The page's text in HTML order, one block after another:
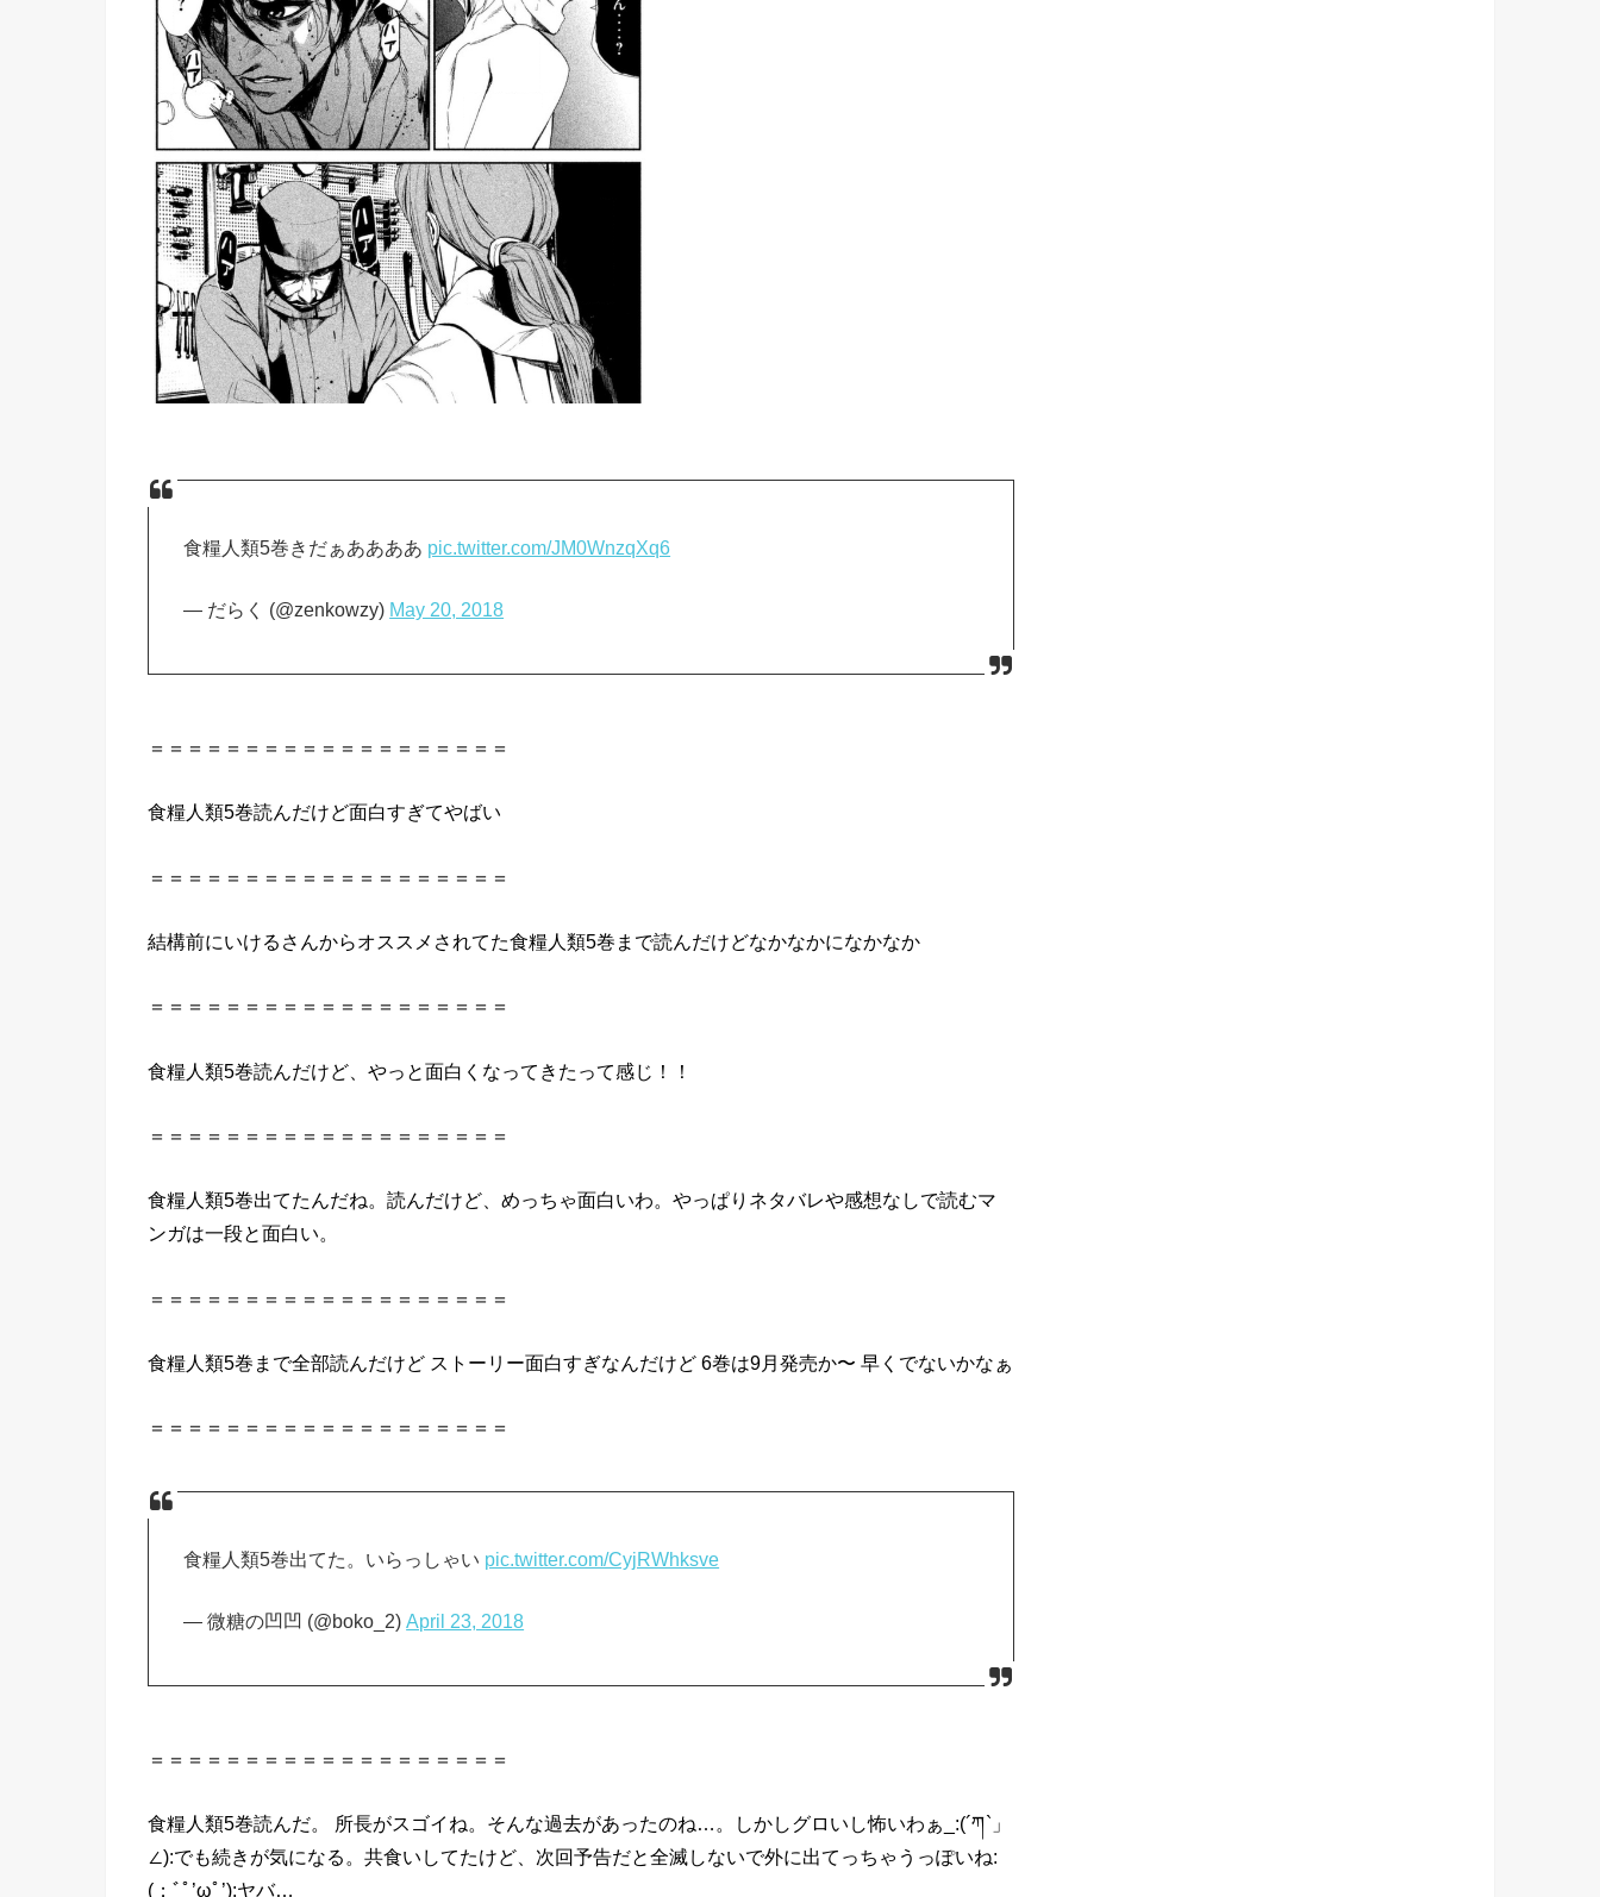
食糧人類5巻きだぁああああ pic.twitter.com/JM0WnzqXq6
— だらく (@zenkowzy) May 20, 2018
＝＝＝＝＝＝＝＝＝＝＝＝＝＝＝＝＝＝＝
食糧人類5巻読んだけど面白すぎてやばい
＝＝＝＝＝＝＝＝＝＝＝＝＝＝＝＝＝＝＝
結構前にいけるさんからオススメされてた食糧人類5巻 まで読んだけどなかなかになかなか
＝＝＝＝＝＝＝＝＝＝＝＝＝＝＝＝＝＝＝
食糧人類5巻読んだけど、やっと面白くなってきたって感じ！！
＝＝＝＝＝＝＝＝＝＝＝＝＝＝＝＝＝＝＝
食糧人類5巻出てたんだね。 読んだけど、めっちゃ面白いわ。やっぱりネタバレや感想なしで読むマ
ンガは一段と面白い。
＝＝＝＝＝＝＝＝＝＝＝＝＝＝＝＝＝＝＝
食糧人類5巻 まで全部読んだけど ストーリー面白すぎなんだけど 6巻は9月発売か〜 早くでないかなぁ
＝＝＝＝＝＝＝＝＝＝＝＝＝＝＝＝＝＝＝
食糧人類5巻出てた。いらっしゃい pic.twitter.com/CyjRWhksve
— 微糖の凹凹 (@boko_2)April 23, 2018
＝＝＝＝＝＝＝＝＝＝＝＝＝＝＝＝＝＝＝
食糧人類5巻読んだ。 所長がスゴイね。そんな過去があったのね…。しかしグロいし怖いわぁ_:(´ཀ`」
∠):でも続きが気になる。共食いしてたけど、次回予告だと全滅しないで外に出てっちゃうっぽいね:
(；ﾞﾟ’ωﾟ’):ヤバ…